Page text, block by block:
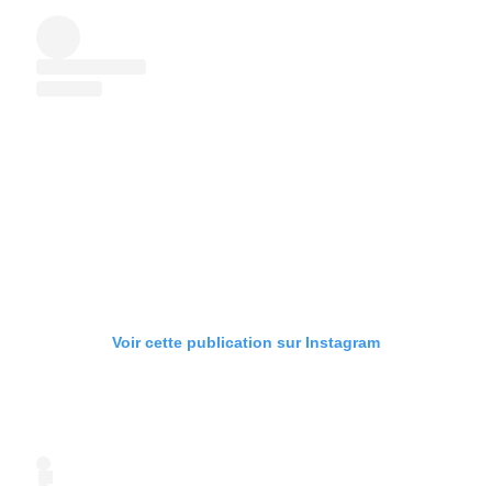
Voir cette publication sur Instagram